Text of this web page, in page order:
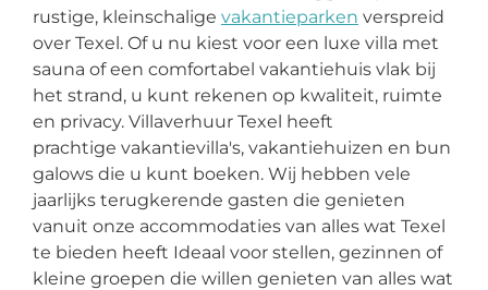
rustige, kleinschalige vakantieparken verspreid
over Texel. Of u nu kiest voor een luxe villa met
sauna of een comfortabel vakantiehuis vlak bij
het strand, u kunt rekenen op kwaliteit, ruimte
en privacy. Villaverhuur Texel heeft
prachtige vakantievilla's, vakantiehuizen en bun
galows die u kunt boeken. Wij hebben vele
jaarlijks terugkerende gasten die genieten
vanuit onze accommodaties van alles wat Texel
te bieden heeft Ideaal voor stellen, gezinnen of
kleine groepen die willen genieten van alles wat